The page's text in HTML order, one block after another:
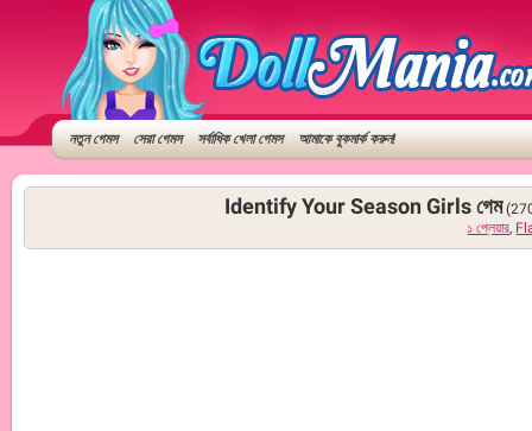
নতুন গেমস সেরা গেমস সর্বাধিক খেলা গেমস আমাকে বুকমার্ক করুন!
Identify Your Season Girls গেম
১ প্লেয়ার,